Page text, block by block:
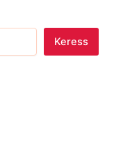
Keress